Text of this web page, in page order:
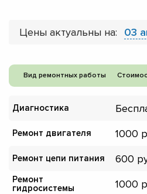
Цены актуальны на: 03
Вид ремонтных работы
Диагностика
Ремонт двигателя 1000
Ремонт цепи питания 600
Ремонт
гидросистемы
1000